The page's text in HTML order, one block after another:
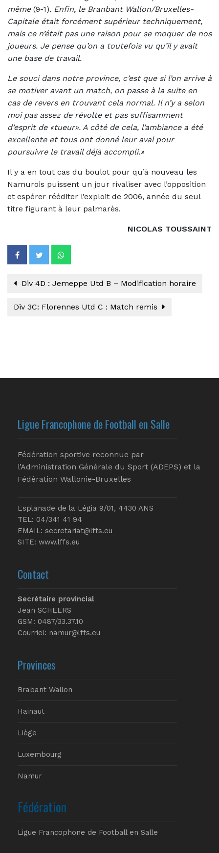
même (9-1). Enfin, le Branbant Wallon/Bruxelles-
Capitale était forcément supérieur techniquement,
mais ce n’était pas une raison pour se moquer de nos
joueurs. Je pense qu’on a toutefois vu qu’il y avait
une base de travail.
Le souci dans notre province, c’est que si l’on arrive à
se motiver avant un match, on passe à la suite en
cas de revers en trouvant cela normal. Il n’y a selon
moi pas assez de révolte et pas suffisamment
d’esprit de «tueur». A côté de cela, l’ambiance a été
excellente et tous ont donné leur aval pour
poursuivre le travail déjà accompli.»
Il y a en tout cas du boulot pour qu’à nouveau les
Namurois puissent un jour rivaliser avec l’opposition
et espérer rééditer l’exploit de 2006, année du seul
titre figurant à leur palmarès.
NICOLAS TOUSSAINT
Div 4D : Jemeppe Utd B – Modification horaire
Div 3C: Florennes Utd C : Match remis
Ligue Francophone de Football en Salle
Fédération sportive reconnue par
l’Administration Générale du Sport (ADEPS) et la
Fédération Wallonie-Bruxelles
Esplanade de la Légia 9/01, 4430 ANS
TEL: 04/341 41 94
EMAIL: secretariat@lffs.eu
SITE: www.lffs.eu
Contact
Secrétaire provincial
Jean SCHEERS
GSM: 0487/33.37.10
Courriel: namur@lffs.eu
Provinces
Brabant Wallon
Hainaut
Liège
Luxembourg
Namur
Fédération
Ligue Francophone de Football en Salle